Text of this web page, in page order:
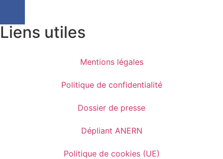
Liens utiles
Mentions légales
Politique de confidentialité
Dossier de presse
Dépliant ANERN
Politique de cookies (UE)